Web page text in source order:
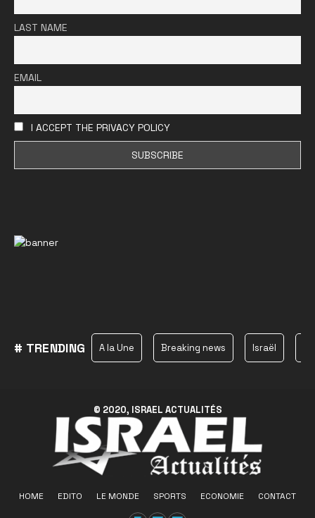
LAST NAME
EMAIL
I ACCEPT THE PRIVACY POLICY
# TRENDING A la Une Breaking news Israël
© 2020, ISRAEL ACTUALITÉS
HOME EDITO LE MONDE SPORTS ECONOMIE CONTACT